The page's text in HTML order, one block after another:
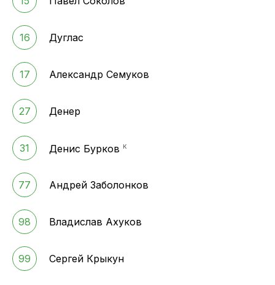
16 Дуглас
17 Александр Семуков
27 Денер
31 Денис Бурков к
77 Андрей Заболонков
98 Владислав Ахуков
99 Сергей Крыкун